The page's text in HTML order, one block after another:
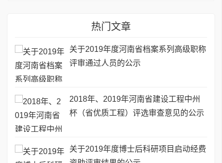
热门文章
关于2019年度河南省档案系列高级职称
评审通过人员的公示
2018年、2019年河南省建设工程中州
杯（省优质工程）评选审查意见的公示
关于2019年度博士后科研项目启动经费